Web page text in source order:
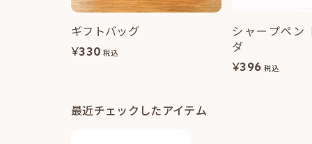
ギフトバッグ
¥330 税込
シャープペン
ダ
¥396 税込
最近チェックしたアイテム